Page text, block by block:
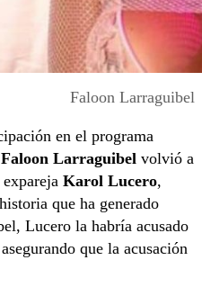
Faloon Larraguibel
en el programa
Faloon Larraguibel volvió a
Karol Lucero,
que ha generado
Lucero la habría acusado
que la acusación